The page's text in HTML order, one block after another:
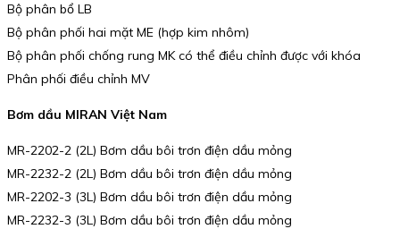
Bộ phân bổ LB
Bộ phân phối hai mặt ME (hợp kim nhôm)
Bộ phân phối chống rung MK có thể điều chỉnh được với khóa
Phân phối điều chỉnh MV
Bơm dầu MIRAN Việt Nam
MR-2202-2 (2L) Bơm dầu bôi trơn điện dầu mỏng
MR-2232-2 (2L) Bơm dầu bôi trơn điện dầu mỏng
MR-2202-3 (3L) Bơm dầu bôi trơn điện dầu mỏng
MR-2232-3 (3L) Bơm dầu bôi trơn điện dầu mỏng